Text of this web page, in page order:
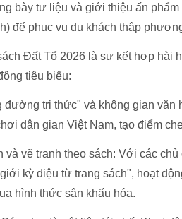
bày tư liệu và giới thiệu ấn
để phục vụ du khách thập
Đất Tổ 2026 là sự kết hợp hài
tiêu biểu:
đường tri thức" và không gian văn
dân gian Việt Nam, tạo điểm
và vẽ tranh theo sách: Với các
kỳ diệu từ trang sách", hoạt
hình thức sân khấu hóa.